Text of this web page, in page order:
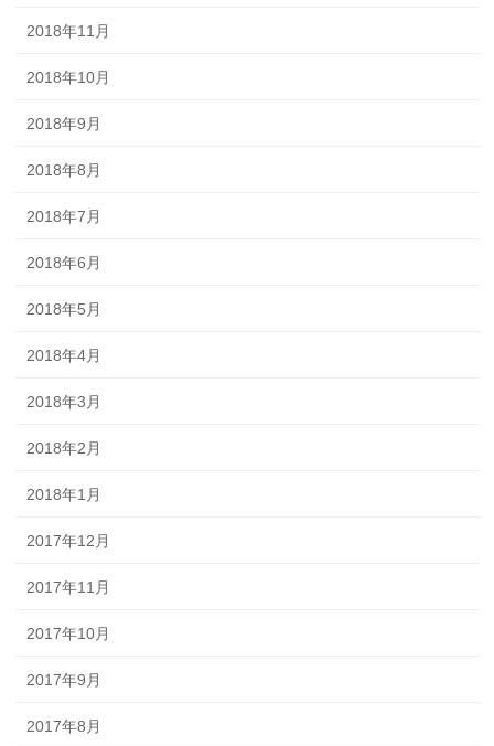
2018年11月
2018年10月
2018年9月
2018年8月
2018年7月
2018年6月
2018年5月
2018年4月
2018年3月
2018年2月
2018年1月
2017年12月
2017年11月
2017年10月
2017年9月
2017年8月